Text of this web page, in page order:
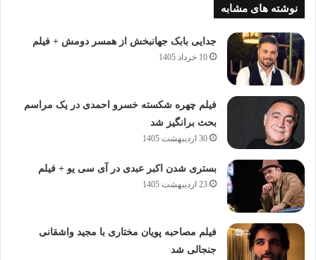
نوشته های مشابه
جدایی بابک جهانبخش از همسر دومش + فیلم
10 خرداد 1405
فیلم چهره شکسته خسرو احمدی در یک مراسم
بحث برانگیز شد
30 اردیبهشت 1405
بستری شدن اکبر عبدی در آی سی یو + فیلم
23 اردیبهشت 1405
فیلم مصاحبه پویان مختاری با مجید واشقانی
جنجالی شد